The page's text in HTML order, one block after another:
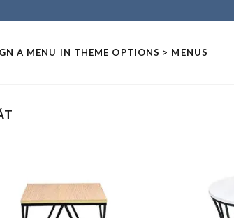
A MENU IN THEME OPTIONS > MENUS